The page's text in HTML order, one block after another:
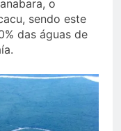
o
sendo este
das águas de